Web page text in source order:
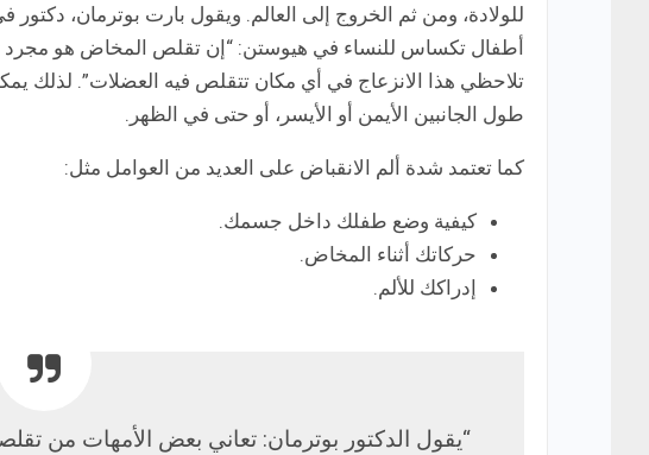
للولادة، ومن ثم الخروج إلى العالم. ويقول بارت بوترمان،
أطفال تكساس للنساء في هيوستن: “إن تقلص المخاض هو مجرد
تلاحظي هذا الانزعاج في أي مكان تتقلص فيه العضلات”. لذلك
طول الجانبين الأيمن أو الأيسر، أو حتى في الظهر.
كما تعتمد شدة ألم الانقباض على العديد من العوامل مثل:
كيفية وضع طفلك داخل جسمك.
حركاتك أثناء المخاض.
إدراكك للألم.
“يقول الدكتور بوترمان: تعاني بعض الأمهات من